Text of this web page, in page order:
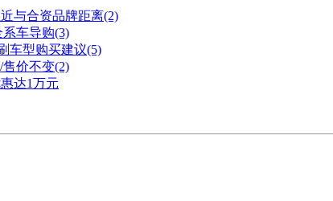
与合资品牌距离(2)
车导购(3)
车型购买建议(5)
价不变(2)
达1万元